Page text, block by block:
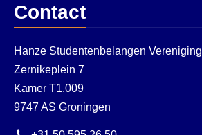
Contact
Hanze Studentenbelangen Vereniging
Zernikeplein 7
Kamer T1.009
9747 AS Groningen